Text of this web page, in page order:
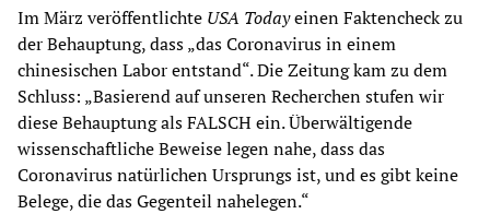
Im März veröffentlichte USA Todayeinen Faktencheck zu
der Behauptung, dass „das Coronavirus in einem
chinesischen Labor entstand“. Die Zeitung kam zu dem
Schluss: „Basierend auf unseren Recherchen stufen wir
diese Behauptung als FALSCH ein. Überwältigende
wissenschaftliche Beweise legen nahe, dass das
Coronavirus natürlichen Ursprungs ist, und es gibt keine
Belege, die das Gegenteil nahelegen.“